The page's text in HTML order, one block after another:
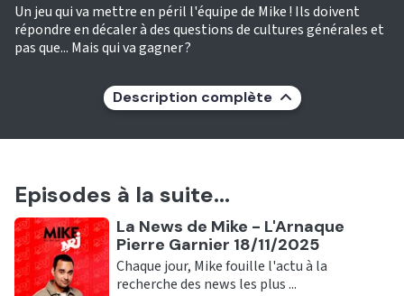
Un jeu qui va mettre en péril l'équipe de Mike ! Ils doivent
répondre en décaler à des questions de cultures générales et
pas que... Mais qui va gagner ?
Description complète
Episodes à la suite...
Ecouter
La News de Mike - L'Arnaque
Pierre Garnier 18/11/2025
Chaque jour, Mike fouille l'actu à la
recherche des news les plus ...